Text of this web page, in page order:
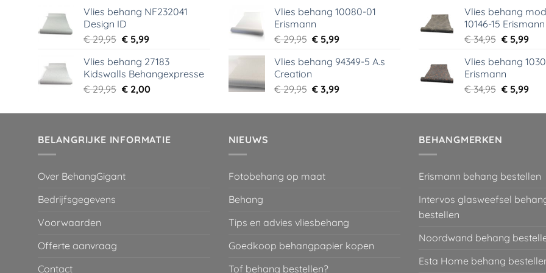
was:
€ 29,95.
is:
Vlies behang NF232041
Design ID
€29,95 Oorspronkelijke
was:
€ 29,95.
€5,99Huidige
is:
€ 5,99.
Vlies behang 27183
Kidswalls Behangexpresse
€29,95 Oorspronkelijke
was:
€2,00Huidige
is:
was:
€ 39,00.
is:
Vlies behang 10080-01
Erismann
€29,95 Oorspronkelijke
was:
€ 5,99Huidige
is:
Vlies behang 94349-5 A.s
Creation
€29,95 Oorspronkelijke
was:
€ 3,99Huidige
is:
was:
€ 39,95.
is:
€
Vlies behang
10146-15 Erismann
€34,95
was:
€ 34,95.
€5,99
is:
Vlies behang
Erismann
€34,95
was:
€5,99
is:
BELANGRIJKE INFORMATIE
Over BehangGigant
Bedrijfsgegevens
Voorwaarden
Offerte aanvraag
Contact
NIEUWS
Fotobehang op maat
Behang
Tips en advies vliesbehang
Goedkoop behangpapier kopen
Tof behang bestellen?
BEHANGMERKEN
Erismann behang bestellen
Intervos glasweefsel
bestellen
Noordwand behang
Esta Home behang